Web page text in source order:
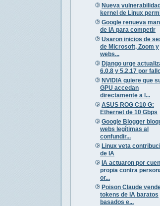
Nueva
kernel de Linux
Google renueva
de IA para competir
Usaron inicios de
de Microsoft, Zoom y
webs...
Django urge
6.0.8 y 5.2.17 por
NVIDIA quiere que
GPU accedan
directamente a l...
ASUS ROG C10 G:
Ethernet de 10 Gbps
Google Blogger
webs legítimas al
confundir...
Linux veta
de IA
IA actuaron por
propia contra
or...
Poison Claude
tokens de IA baratos
basados e...